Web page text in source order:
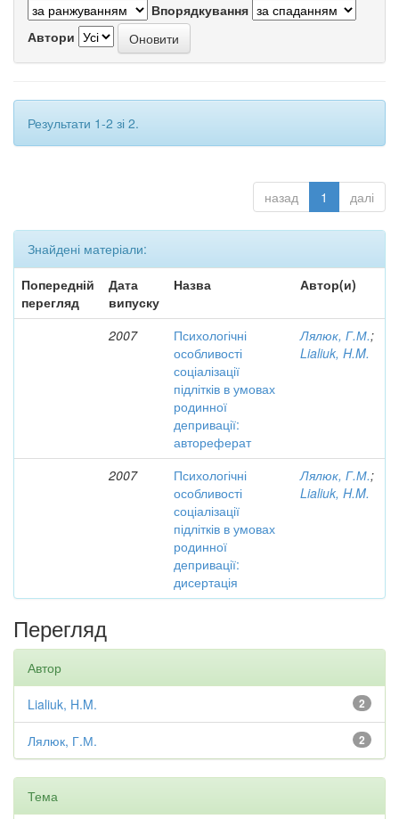
Впорядкування
Автори
Результати 1-2 зі 2.
назад 1 далі
Знайдені матеріали:
Попередній
перегляд
Дата
випуску
Назва Автор(и)
2007
Психологічні
особливості
соціалізації
підлітків в умовах
родинної
депривації:
автореферат
Лялюк, Г.М.;
Lialiuk, H.M.
2007
Психологічні
особливості
соціалізації
підлітків в умовах
родинної
депривації:
дисертація
Лялюк, Г.М.;
Lialiuk, H.M.
Перегляд
Автор
2
Lialiuk, H.M.
2
Лялюк, Г.М.
Тема